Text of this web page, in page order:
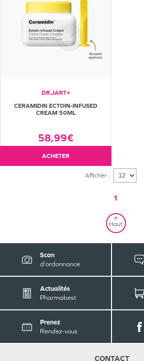
DR.JART+
CERAMIDIN ECTOIN-INFUSED
CREAM 50ML
58,99€
ACHETER
Afficher :
1
Haut
Scan
d'ordonnance
Actualités
Pharmabest
Prenez
Rendez-vous
CONTACT